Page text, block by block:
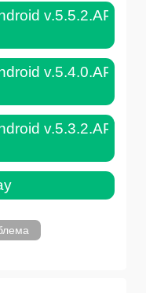
v.5.5.2.APK
v.5.4.0.APK
v.5.3.2.APK